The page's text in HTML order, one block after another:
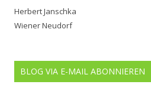
Herbert Janschka
Wiener Neudorf
BLOG VIA E-MAIL ABONNIEREN